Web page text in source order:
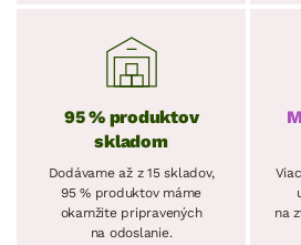
95 % produktov
skladom
Dodávame až z 15 skladov,
95 % produktov máme
okamžite pripravených
na odoslanie.
na